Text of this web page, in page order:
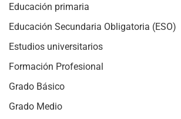
Educación primaria
Educación Secundaria Obligatoria (ESO)
Estudios universitarios
Formación Profesional
Grado Básico
Grado Medio